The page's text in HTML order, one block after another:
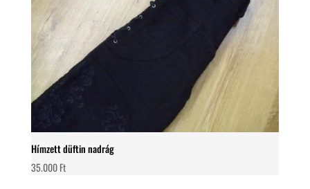
Hímzett düftin nadrág
35.000Ft